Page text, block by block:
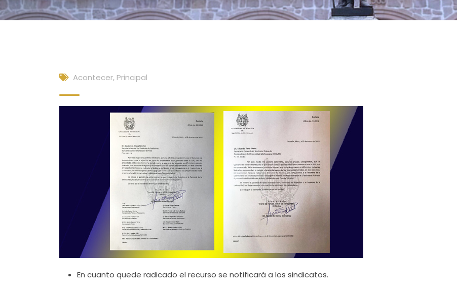
Acontecer, Principal
En cuanto quede radicado el recurso se notificará a los sindicatos.